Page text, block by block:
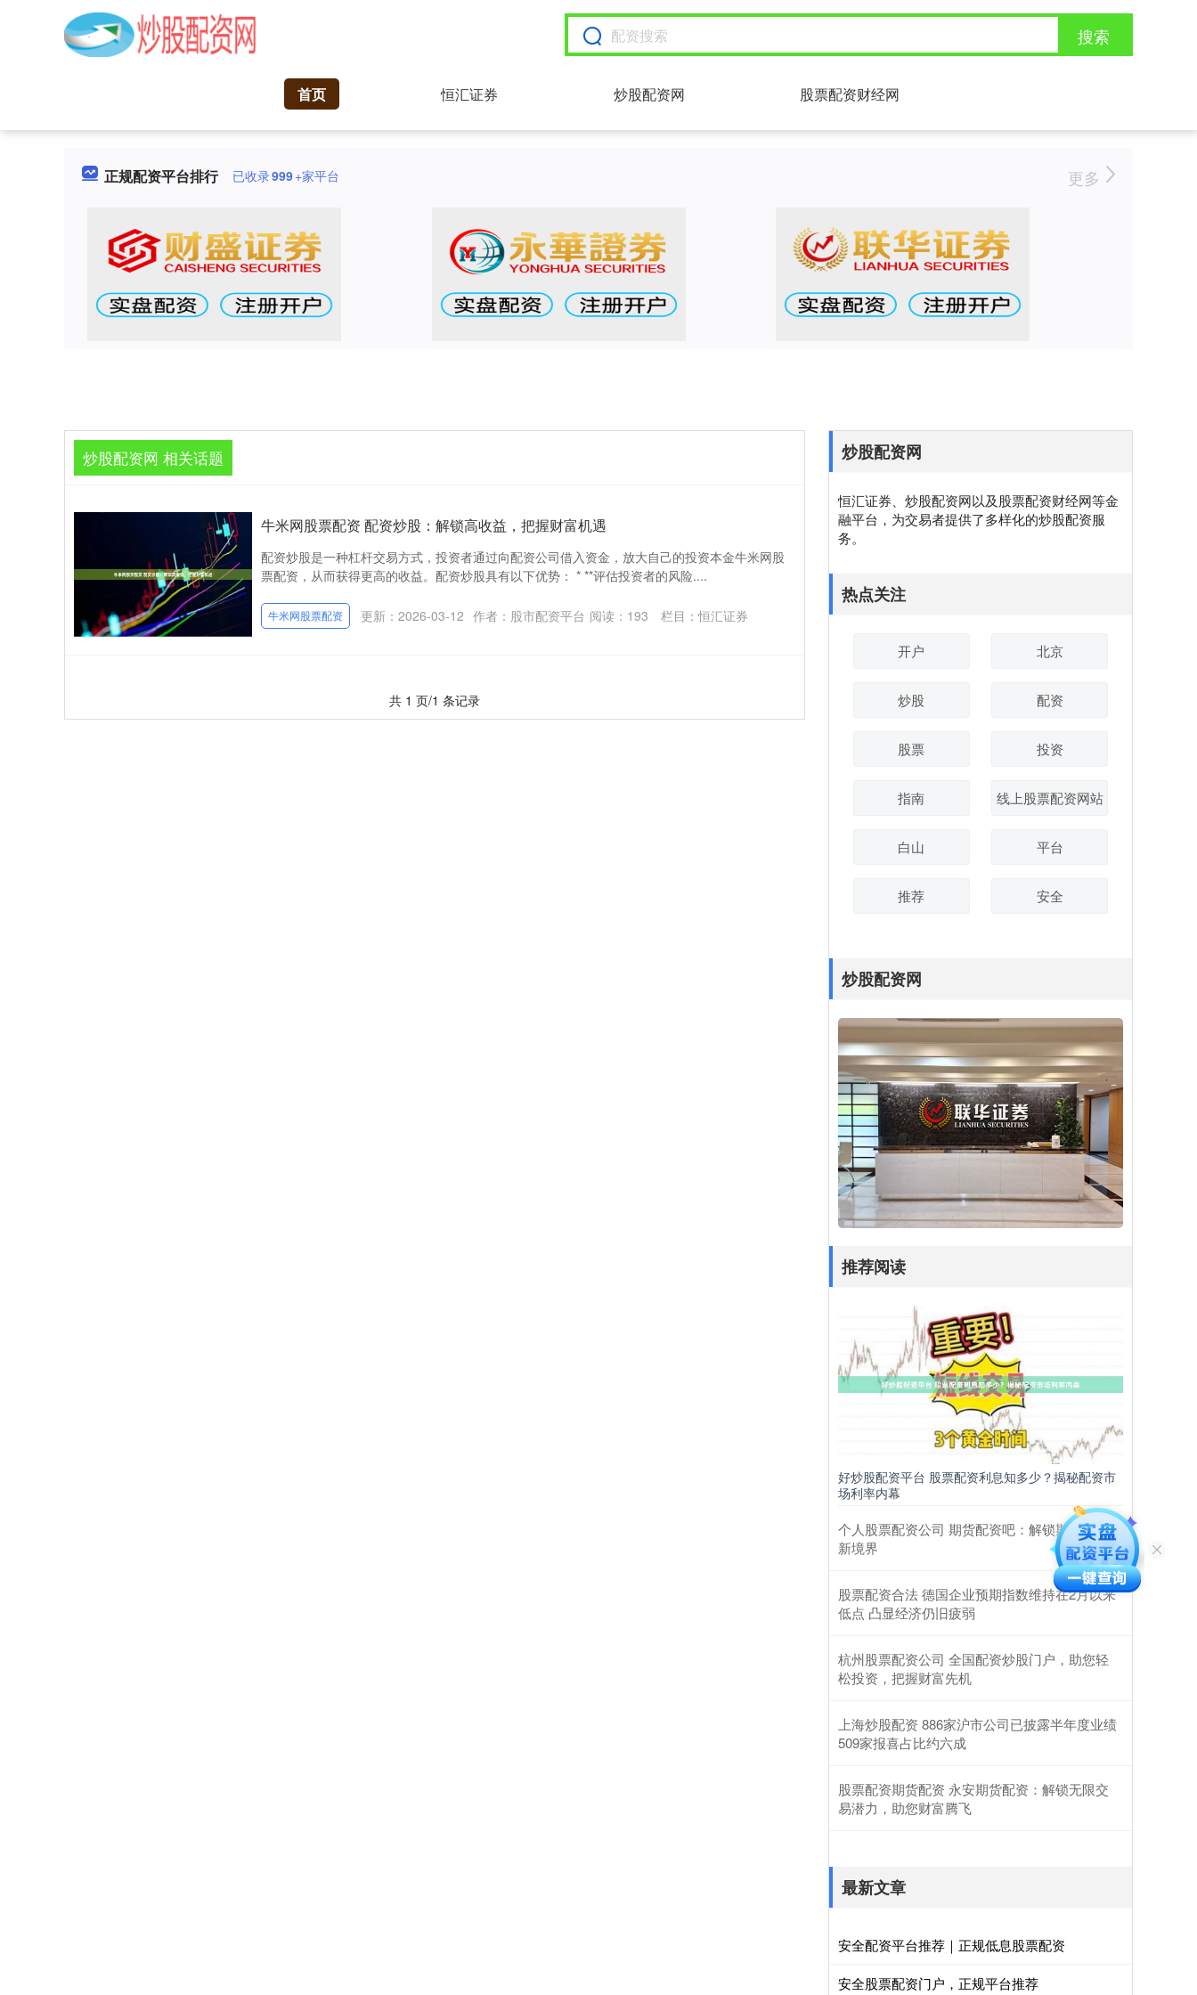
搜索
首页 恒汇证券 炒股配资网 股票配资财经网
正规配资平台排行 已收录999+家平台 更多
炒股配资网 相关话题
牛米网股票配资 配资炒股：解锁高收益，把握财富机遇
配资炒股是一种杠杆交易方式，投资者通过向配资公司借入资金，放大自己的投资本金牛米网股
票配资，从而获得更高的收益。配资炒股具有以下优势： * **评估投资者的风险....
牛米网股票配资 更新：2026-03-12 作者：股市配资平台 阅读： 193 栏目：恒汇证券
共 1 页/1 条记录
炒股配资网
恒汇证券、炒股配资网以及股票配资财经网等金
融平台，为交易者提供了多样化的炒股配资服
务。
热点关注
开户 北京
炒股 配资
股票 投资
指南 线上股票配资网站
白山 平台
推荐 安全
炒股配资网
推荐阅读
好炒股配资平台 股票配资利息知多少？揭秘配资市
场利率内幕
个人股票配资公司 期货配资吧：解锁期货投资
新境界
股票配资合法 德国企业预期指数维持在2月以来
低点 凸显经济仍旧疲弱
杭州股票配资公司 全国配资炒股门户，助您轻
松投资，把握财富先机
上海炒股配资 886家沪市公司已披露半年度业绩
509家报喜占比约六成
股票配资期货配资 永安期货配资：解锁无限交
易潜力，助您财富腾飞
最新文章
安全配资平台推荐｜正规低息股票配资
安全股票配资门户，正规平台推荐